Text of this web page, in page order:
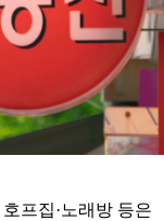
프집·노래방 등은